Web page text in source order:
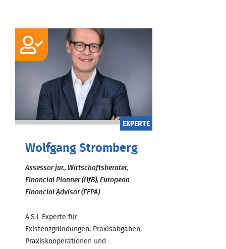
EXPERTE
Wolfgang Stromberg
Assessor jur., Wirtschaftsberater,
Financial Planner (HfB), European
Financial Advisor (EFPA)
A.S.I. Experte für
Existenzgründungen, Praxisabgaben,
Praxiskooperationen und